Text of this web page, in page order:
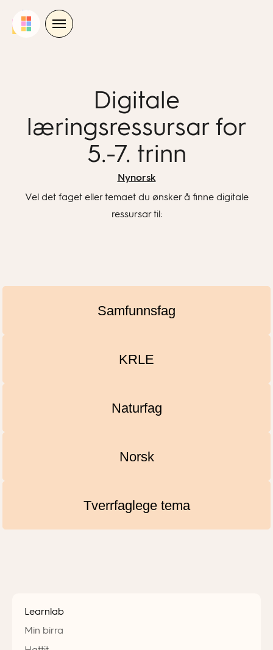
Digitale
læringsressursar for
5.-7. trinn
Nynorsk
Vel det faget eller temaet du ønsker å finne digitale
ressursar til:
Samfunnsfag
KRLE
Naturfag
Norsk
Tverrfaglege tema
Learnlab
Min birra